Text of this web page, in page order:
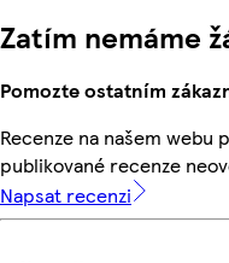
Zatím nemáme
Pomozte ostatním
Recenze na našem webu
publikované recenze
Napsat recenzi